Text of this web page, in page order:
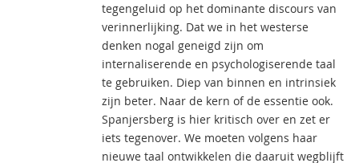
tegengeluid op het dominante discours van
verinnerlijking. Dat we in het westerse
denken nogal geneigd zijn om
internaliserende en psychologiserende taal
te gebruiken. Diep van binnen en intrinsiek
zijn beter. Naar de kern of de essentie ook.
Spanjersberg is hier kritisch over en zet er
iets tegenover. We moeten volgens haar
nieuwe taal ontwikkelen die daaruit wegblijft